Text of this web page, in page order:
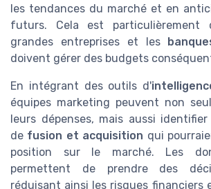
les tendances du marché et en
futurs. Cela est particulièrement
grandes entreprises et les
doivent gérer des budgets
En intégrant des outils d'
équipes marketing peuvent non
leurs dépenses, mais aussi
de fusion et acquisition qui
position sur le marché. Les
permettent de prendre des
réduisant ainsi les risques financiers